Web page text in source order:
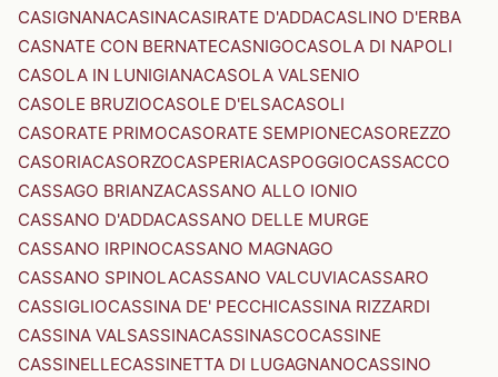
CASIGNANACASINACASIRATE D'ADDACASLINO D'ERBA
CASNATE CON BERNATECASNIGOCASOLA DI NAPOLI
CASOLA IN LUNIGIANACASOLA VALSENIO
CASOLE BRUZIOCASOLE D'ELSACASOLI
CASORATE PRIMOCASORATE SEMPIONECASOREZZO
CASORIACASORZOCASPERIACASPOGGIOCASSACCO
CASSAGO BRIANZACASSANO ALLO IONIO
CASSANO D'ADDACASSANO DELLE MURGE
CASSANO IRPINOCASSANO MAGNAGO
CASSANO SPINOLACASSANO VALCUVIACASSARO
CASSIGLIOCASSINA DE' PECCHICASSINA RIZZARDI
CASSINA VALSASSINACASSINASCOCASSINE
CASSINELLECASSINETTA DI LUGAGNANOCASSINO